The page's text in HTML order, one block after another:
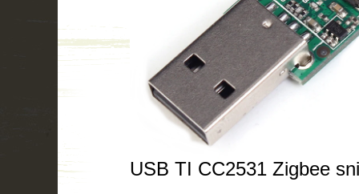
USB TI CC2531 Zigbee